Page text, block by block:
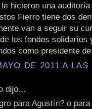
hicieron una
Fierro tiene dos
van a seguir su
los fondos solidarios
como presidente
DE 2011 A LAS
dijo...
para Agustín? o para